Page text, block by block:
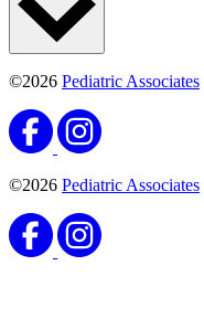
©2026 Pediatric Associates
©2026 Pediatric Associates